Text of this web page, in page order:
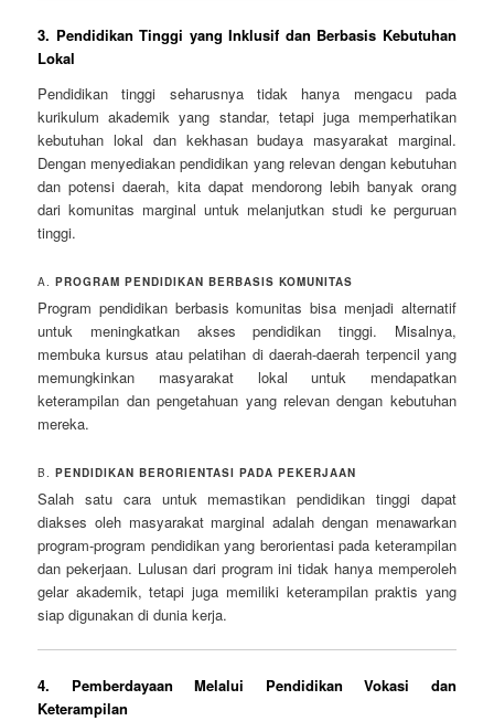
3. Pendidikan Tinggi yang Inklusif dan Berbasis Kebutuhan
Lokal
Pendidikan tinggi seharusnya tidak hanya mengacu pada
kurikulum akademik yang standar, tetapi juga memperhatikan
kebutuhan lokal dan kekhasan budaya masyarakat marginal.
Dengan menyediakan pendidikan yang relevan dengan kebutuhan
dan potensi daerah, kita dapat mendorong lebih banyak orang
dari komunitas marginal untuk melanjutkan studi ke perguruan
tinggi.
A.PROGRAM PENDIDIKAN BERBASIS KOMUNITAS
Program pendidikan berbasis komunitas bisa menjadi alternatif
untuk meningkatkan akses pendidikan tinggi. Misalnya,
membuka kursus atau pelatihan di daerah-daerah terpencil yang
memungkinkan masyarakat lokal untuk mendapatkan
keterampilan dan pengetahuan yang relevan dengan kebutuhan
mereka.
B.PENDIDIKAN BERORIENTASI PADA PEKERJAAN
Salah satu cara untuk memastikan pendidikan tinggi dapat
diakses oleh masyarakat marginal adalah dengan menawarkan
program-program pendidikan yang berorientasi pada keterampilan
dan pekerjaan. Lulusan dari program ini tidak hanya memperoleh
gelar akademik, tetapi juga memiliki keterampilan praktis yang
siap digunakan di dunia kerja.
4. Pemberdayaan Melalui Pendidikan Vokasi dan
Keterampilan